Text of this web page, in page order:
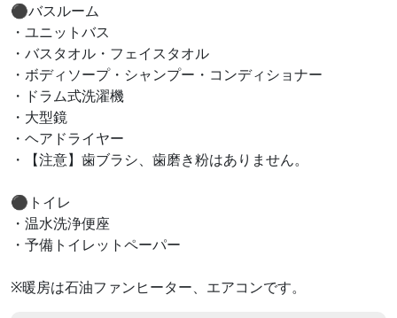
⚫︎バスルーム
・ユニットバス
・バスタオル・フェイスタオル
・ボディソープ・シャンプー・コンディショナー
・ドラム式洗濯機
・大型鏡
・ヘアドライヤー
・【注意】歯ブラシ、歯磨き粉はありません。
⚫︎トイレ
・温水洗浄便座
・予備トイレットペーパー
※暖房は石油ファンヒーター、エアコンです。